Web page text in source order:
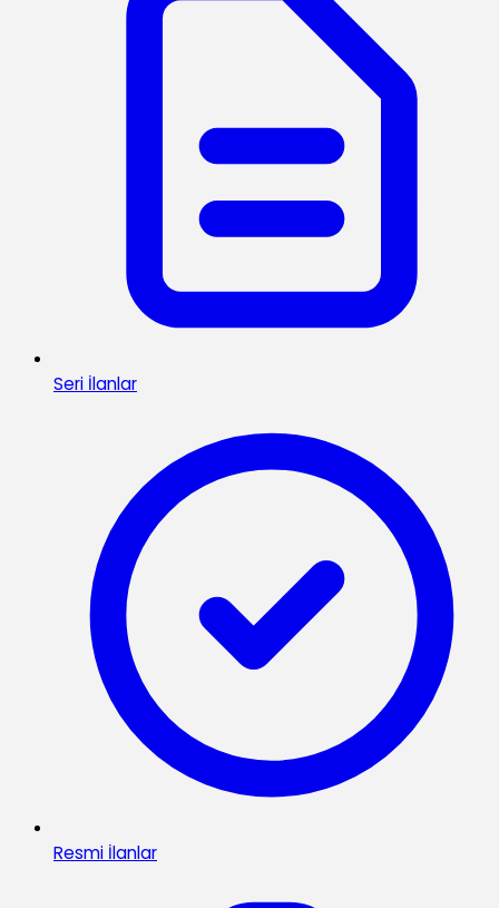
Seri İlanlar
Resmi İlanlar